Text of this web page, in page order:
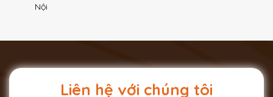
Nội
Liên hệ với chúng tôi